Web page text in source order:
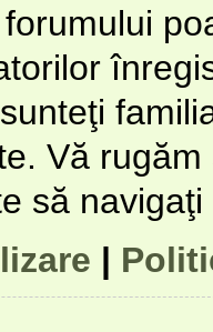
Vă
să
|